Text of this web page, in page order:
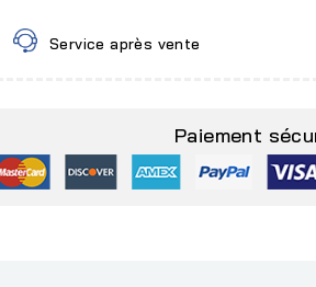
Service après vente
Paiement